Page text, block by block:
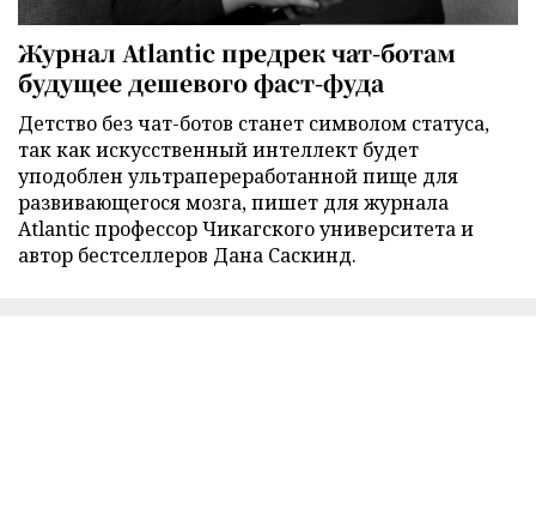
Журнал Atlantic предрек чат-ботам
будущее дешевого фаст-фуда
Детство без чат-ботов станет символом статуса,
так как искусственный интеллект будет
уподоблен ультрапереработанной пище для
развивающегося мозга, пишет для журнала
Atlantic профессор Чикагского университета и
автор бестселлеров Дана Саскинд.